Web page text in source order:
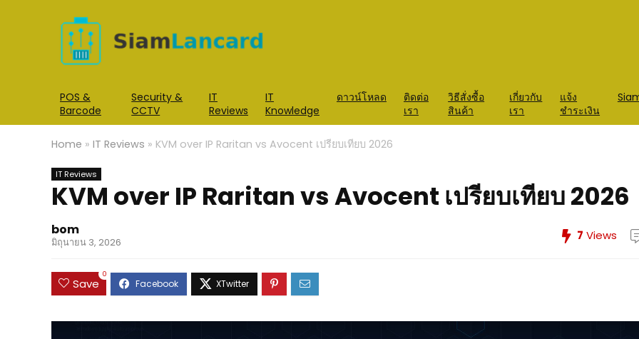
POS &
Barcode
Security &
CCTV
IT
Reviews
IT
Knowledge
ดาวน์โหลด
ติดต่อ
เรา
วิธีสั่งซื้อ
สินค้า
เกี่ยวกับ
เรา
แจ้ง
ชำระเงิน
Home » IT Reviews » KVM over IP Raritan vs Avocent เปรียบเทียบ 2026
IT Reviews
KVM over IP Raritan vs Avocent เปรียบเทียบ 2026
bom
มิถุนายน 3, 2026 7 Views
Save
0